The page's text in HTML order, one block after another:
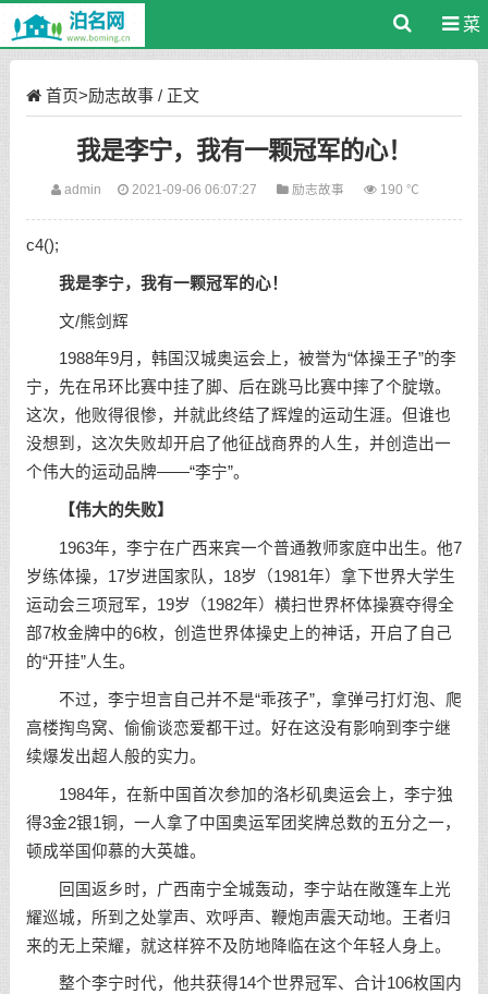
菜
首页>励志故事/ 正文
我是李宁，我有一颗冠军的心！
admin 2021-09-06 06:07:27 励志故事 190 ℃
c4();
我是李宁，我有一颗冠军的心！
文/熊剑辉
1988年9月，韩国汉城奥运会上，被誉为“体操王子”的李
宁，先在吊环比赛中挂了脚、后在跳马比赛中摔了个腚墩。
这次，他败得很惨，并就此终结了辉煌的运动生涯。但谁也
没想到，这次失败却开启了他征战商界的人生，并创造出一
个伟大的运动品牌——“李宁”。
【伟大的失败】
1963年，李宁在广西来宾一个普通教师家庭中出生。他7
岁练体操，17岁进国家队，18岁（1981年）拿下世界大学生
运动会三项冠军，19岁（1982年）横扫世界杯体操赛夺得全
部7枚金牌中的6枚，创造世界体操史上的神话，开启了自己
的“开挂”人生。
不过，李宁坦言自己并不是“乖孩子”，拿弹弓打灯泡、爬
高楼掏鸟窝、偷偷谈恋爱都干过。好在这没有影响到李宁继
续爆发出超人般的实力。
1984年，在新中国首次参加的洛杉矶奥运会上，李宁独
得3金2银1铜，一人拿了中国奥运军团奖牌总数的五分之一，
顿成举国仰慕的大英雄。
回国返乡时，广西南宁全城轰动，李宁站在敞篷车上光
耀巡城，所到之处掌声、欢呼声、鞭炮声震天动地。王者归
来的无上荣耀，就这样猝不及防地降临在这个年轻人身上。
整个李宁时代，他共获得14个世界冠军、合计106枚国内